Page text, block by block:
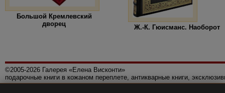
Большой Кремлевский
дворец
Ж.-К. Гюисманс. Наоборот
©2005-2026 Галерея «Елена Висконти»
подарочные книги в кожаном переплете, антикварные книги,